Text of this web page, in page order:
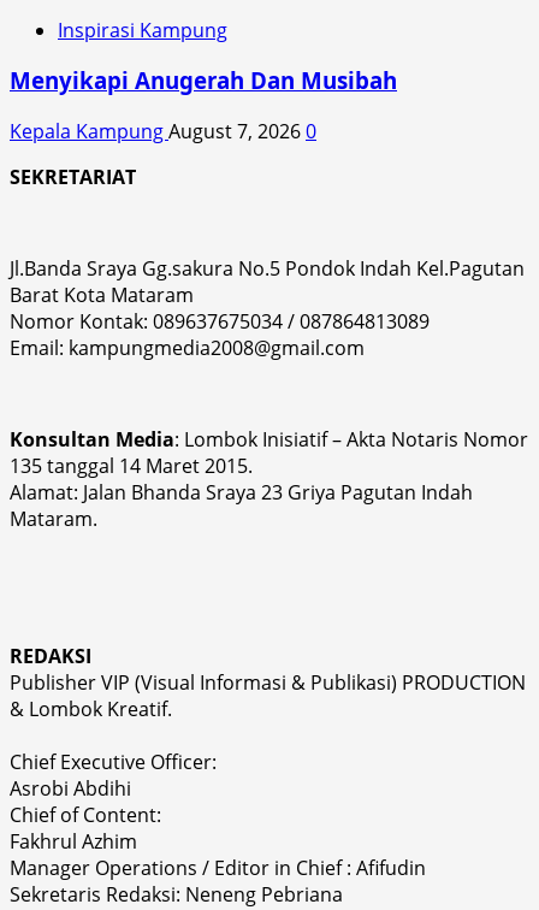
Inspirasi Kampung
Menyikapi Anugerah Dan Musibah
Kepala KampungAugust 7, 20260
SEKRETARIAT
Jl.Banda Sraya Gg.sakura No.5 Pondok Indah Kel.Pagutan
Barat Kota Mataram
Nomor Kontak: 089637675034 / 087864813089
Email: kampungmedia2008@gmail.com
Konsultan Media: Lombok Inisiatif – Akta Notaris Nomor
135 tanggal 14 Maret 2015.
Alamat: Jalan Bhanda Sraya 23 Griya Pagutan Indah
Mataram.
REDAKSI
Publisher VIP (Visual Informasi & Publikasi) PRODUCTION
& Lombok Kreatif.
Chief Executive Officer:
Asrobi Abdihi
Chief of Content:
Fakhrul Azhim
Manager Operations / Editor in Chief : Afifudin
Sekretaris Redaksi: Neneng Pebriana